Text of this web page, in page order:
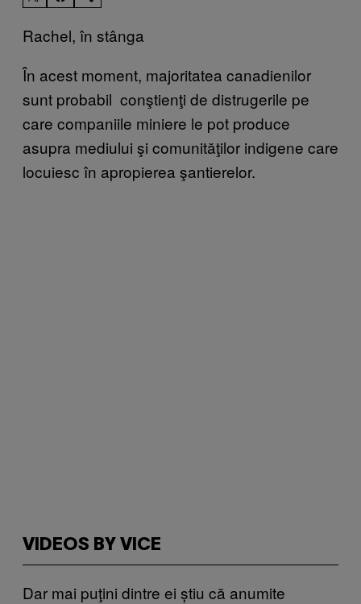
Rachel, în stânga
În acest moment, majoritatea canadienilor
sunt probabil conştienţi de distrugerile pe
care companiile miniere le pot produce
asupra mediului şi comunităţilor indigene care
locuiesc în apropierea şantierelor.
VIDEOS BY VICE
Dar mai puţini dintre ei știu că anumite